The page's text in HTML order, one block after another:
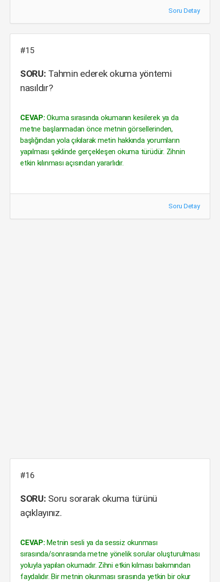
Soru Detay
#15
SORU: Tahmin ederek okuma yöntemi
nasıldır?
CEVAP: Okuma sırasında okumanın kesilerek ya da
metne başlanmadan önce metnin görsellerinden,
başlığından yola çıkılarak metin hakkında yorumların
yapılması şeklinde gerçekleşen okuma türüdür. Zihnin
etkin kılınması açısından yararlıdır.
Soru Detay
#16
SORU: Soru sorarak okuma türünü
açıklayınız.
CEVAP: Metnin sesli ya da sessiz okunması
sırasında/sonrasında metne yönelik sorular oluşturulması
yoluyla yapılan okumadır. Zihni etkin kılması bakımından
faydalıdır. Bir metnin okunması sırasında yetkin bir okur